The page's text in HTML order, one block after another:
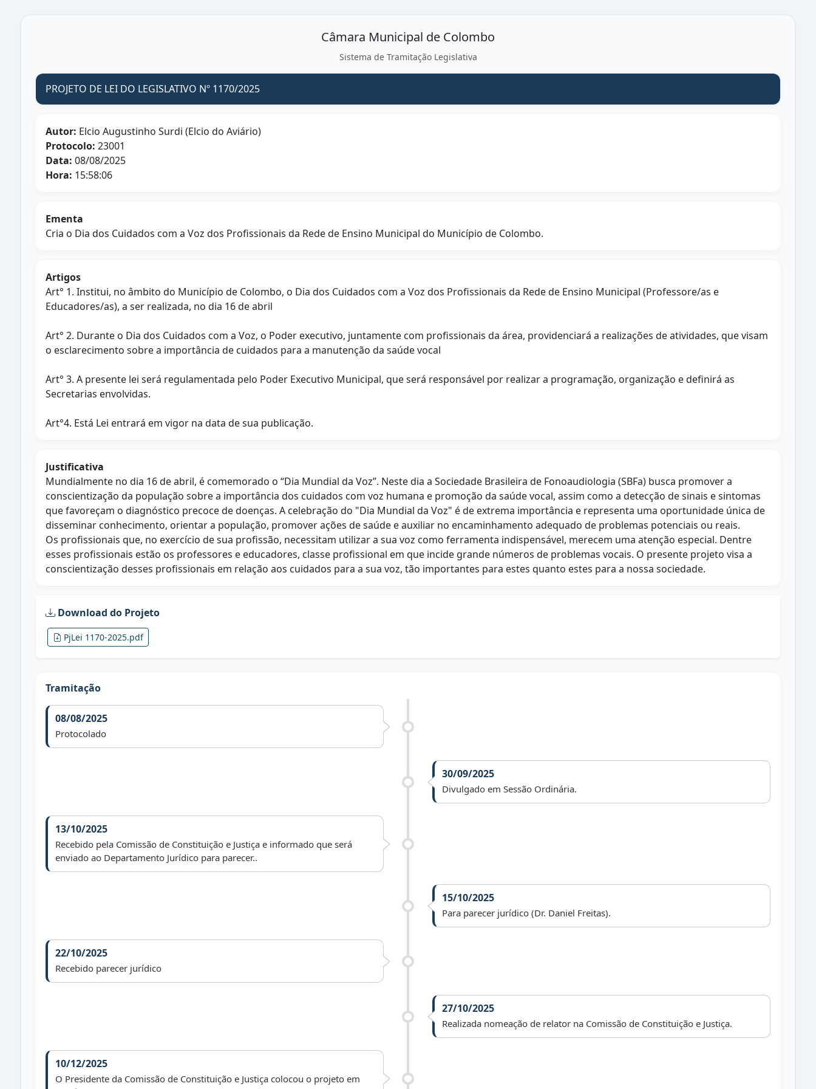
Câmara Municipal de Colombo
Sistema de Tramitação Legislativa
PROJETO DE LEI DO LEGISLATIVO Nº 1170/2025
Autor: Elcio Augustinho Surdi (Elcio do Aviário)
Protocolo: 23001
Data: 08/08/2025
Hora: 15:58:06
Ementa
Cria o Dia dos Cuidados com a Voz dos Profissionais da Rede de Ensino Municipal do Município de Colombo.
Artigos
Art° 1. Institui, no âmbito do Município de Colombo, o Dia dos Cuidados com a Voz dos Profissionais da Rede de Ensino Municipal (Professore/as e
Educadores/as), a ser realizada, no dia 16 de abril
Art° 2. Durante o Dia dos Cuidados com a Voz, o Poder executivo, juntamente com profissionais da área, providenciará a realizações de atividades, que visam
o esclarecimento sobre a importância de cuidados para a manutenção da saúde vocal
Art° 3. A presente lei será regulamentada pelo Poder Executivo Municipal, que será responsável por realizar a programação, organização e definirá as
Secretarias envolvidas.
Art°4. Está Lei entrará em vigor na data de sua publicação.
Justificativa
Mundialmente no dia 16 de abril, é comemorado o “Dia Mundial da Voz”. Neste dia a Sociedade Brasileira de Fonoaudiologia (SBFa) busca promover a
conscientização da população sobre a importância dos cuidados com voz humana e promoção da saúde vocal, assim como a detecção de sinais e sintomas
que favoreçam o diagnóstico precoce de doenças. A celebração do "Dia Mundial da Voz" é de extrema importância e representa uma oportunidade única de
disseminar conhecimento, orientar a população, promover ações de saúde e auxiliar no encaminhamento adequado de problemas potenciais ou reais.
Os profissionais que, no exercício de sua profissão, necessitam utilizar a sua voz como ferramenta indispensável, merecem uma atenção especial. Dentre
esses profissionais estão os professores e educadores, classe profissional em que incide grande números de problemas vocais. O presente projeto visa a
conscientização desses profissionais em relação aos cuidados para a sua voz, tão importantes para estes quanto estes para a nossa sociedade.
Download do Projeto
PjLei 1170-2025.pdf
Tramitação
08/08/2025
Protocolado
30/09/2025
Divulgado em Sessão Ordinária.
13/10/2025
Recebido pela Comissão de Constituição e Justiça e informado que será
enviado ao Departamento Jurídico para parecer..
15/10/2025
Para parecer jurídico (Dr. Daniel Freitas).
22/10/2025
Recebido parecer jurídico
27/10/2025
Realizada nomeação de relator na Comissão de Constituição e Justiça.
10/12/2025
O Presidente da Comissão de Constituição e Justiça colocou o projeto em